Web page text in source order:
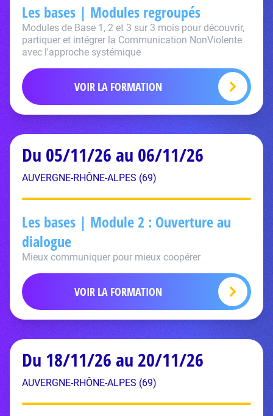
Les bases | Modules regroupés
Modules de Base 1, 2 et 3 sur 3 mois pour découvrir,
partiquer et intégrer la Communication NonViolente
avec l'approche systémique
VOIR LA FORMATION
Du 05/11/26 au 06/11/26
AUVERGNE-RHÔNE-ALPES (69)
Les bases | Module 2 : Ouverture au
dialogue
Mieux communiquer pour mieux coopérer
VOIR LA FORMATION
Du 18/11/26 au 20/11/26
AUVERGNE-RHÔNE-ALPES (69)